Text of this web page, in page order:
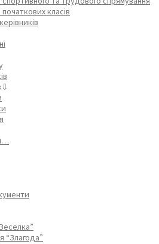
класів
“Злагода”